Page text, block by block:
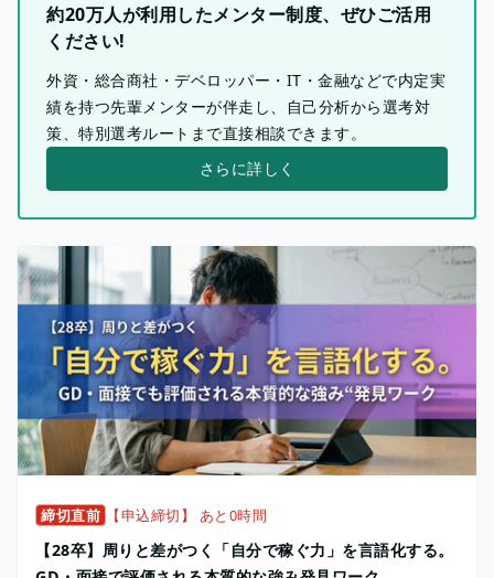
約20万人が利用したメンター制度、ぜひご活用
ください!
外資・総合商社・デベロッパー・IT・金融などで内定実
績を持つ先輩メンターが伴走し、自己分析から選考対
策、特別選考ルートまで直接相談できます。
さらに詳しく
締切直前 【申込締切】 あと0時間
【28卒】周りと差がつく「自分で稼ぐ力」を言語化する。